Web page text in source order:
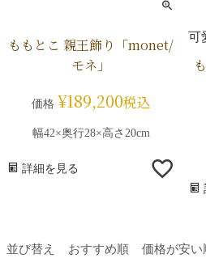
ももとこ 親王飾り「monet/
モネ」
価格 ¥189,200税込
幅42×奥行28×高さ20cm
詳細を見る
可
並び替え おすすめ順 価格が安い